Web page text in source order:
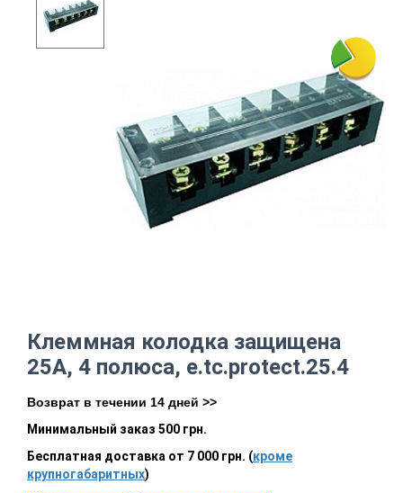
Клеммная колодка защищена
25А, 4 полюса, e.tc.protect.25.4
Возврат в течении 14 дней >>
Минимальный заказ 500 грн.
Бесплатная доставка от 7 000 грн. (кроме
крупногабаритных)